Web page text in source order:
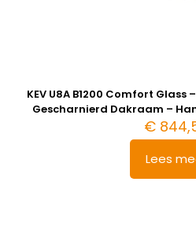
KEV U8A B1200 Comfort Glass
Gescharnierd Dakraam –
€
Lees